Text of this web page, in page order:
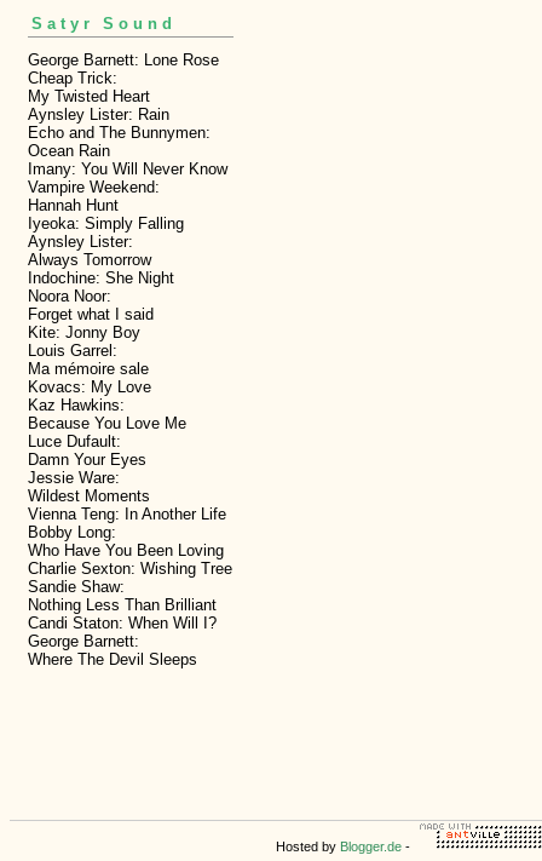
Satyr Sound
George Barnett: Lone Rose
Cheap Trick:
My Twisted Heart
Aynsley Lister: Rain
Echo and The Bunnymen:
Ocean Rain
Imany: You Will Never Know
Vampire Weekend:
Hannah Hunt
Iyeoka: Simply Falling
Aynsley Lister:
Always Tomorrow
Indochine: She Night
Noora Noor:
Forget what I said
Kite: Jonny Boy
Louis Garrel:
Ma mémoire sale
Kovacs: My Love
Kaz Hawkins:
Because You Love Me
Luce Dufault:
Damn Your Eyes
Jessie Ware:
Wildest Moments
Vienna Teng: In Another Life
Bobby Long:
Who Have You Been Loving
Charlie Sexton: Wishing Tree
Sandie Shaw:
Nothing Less Than Brilliant
Candi Staton: When Will I?
George Barnett:
Where The Devil Sleeps
Hosted by Blogger.de-